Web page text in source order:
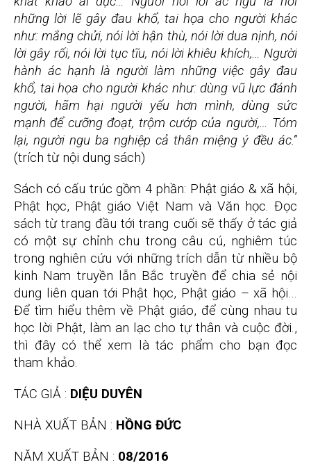
những lời lẽ gây đau khổ, tai họa cho người khác
như: mắng chửi, nói lời hận thù, nói lời dua nịnh, nói
lời gây rối, nói lời tục tĩu, nói lời khiêu khích,… Người
hành ác hạnh là người làm những việc gây đau
khổ, tai họa cho người khác như: dùng vũ lực đánh
người, hãm hại người yếu hơn mình, dùng sức
mạnh để cưỡng đoạt, trộm cướp của người,… Tóm
lại, người ngu ba nghiệp cả thân miệng ý đều ác.”
(trích từ nội dung sách)
Sách có cấu trúc gồm 4 phần: Phật giáo & xã hội,
Phật học, Phật giáo Việt Nam và Văn học. Đọc
sách từ trang đầu tới trang cuối sẽ thấy ở tác giả
có một sự chỉnh chu trong câu cú, nghiêm túc
trong nghiên cứu với những trích dẫn từ nhiều bộ
kinh Nam truyền lẫn Bắc truyền để chia sẻ nội
dung liên quan tới Phật học, Phật giáo – xã hội…
Để tìm hiểu thêm về Phật giáo, để cùng nhau tu
học lời Phật, làm an lạc cho tự thân và cuộc đời.,
thì đây có thể xem là tác phẩm cho bạn đọc
tham khảo.
TÁC GIẢ : DIỆU DUYÊN
NHÀ XUẤT BẢN : HỒNG ĐỨC
NĂM XUẤT BẢN : 08/2016